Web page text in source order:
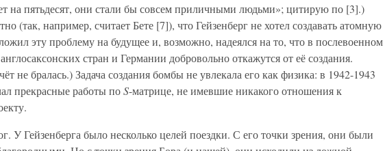
на пятьдесят, они стали бы совсем приличными людьми»; цитирую по [3].)
(так, например, считает Бете [7]), что Гейзенберг не хотел создавать атомную
эту проблему на будущее и, возможно, надеялся на то, что в послевоенном
стран и Германии добровольно откажутся от её создания.
не бралась.) Задача создания бомбы не увлекала его как физика: в 1942-1943
прекрасные работы поS-матрице, не имевшие никакого отношения к
У Гейзенберга было несколько целей поездки. С его точки зрения, они были